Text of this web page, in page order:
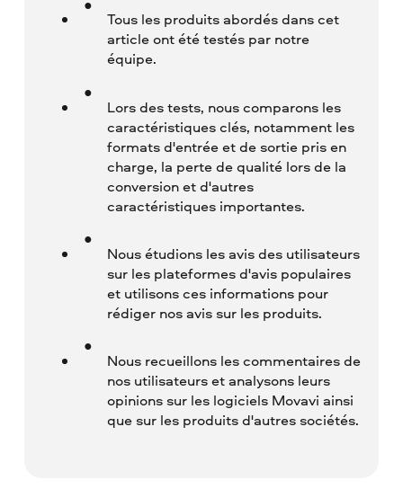
Tous les produits abordés dans cet
article ont été testés par notre
équipe.
Lors des tests, nous comparons les
caractéristiques clés, notamment les
formats d'entrée et de sortie pris en
charge, la perte de qualité lors de la
conversion et d'autres
caractéristiques importantes.
Nous étudions les avis des utilisateurs
sur les plateformes d'avis populaires
et utilisons ces informations pour
rédiger nos avis sur les produits.
Nous recueillons les commentaires de
nos utilisateurs et analysons leurs
opinions sur les logiciels Movavi ainsi
que sur les produits d'autres sociétés.